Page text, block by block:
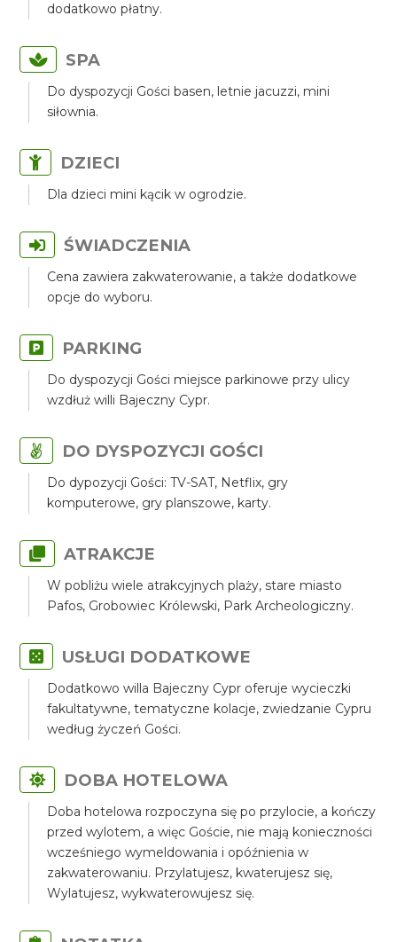
dodatkowo płatny.
SPA
Do dyspozycji Gości basen, letnie jacuzzi, mini
siłownia.
DZIECI
Dla dzieci mini kącik w ogrodzie.
ŚWIADCZENIA
Cena zawiera zakwaterowanie, a także dodatkowe
opcje do wyboru.
PARKING
Do dyspozycji Gości miejsce parkinowe przy ulicy
wzdłuż willi Bajeczny Cypr.
DO DYSPOZYCJI GOŚCI
Do dypozycji Gości: TV-SAT, Netflix, gry
komputerowe, gry planszowe, karty.
ATRAKCJE
W pobliżu wiele atrakcyjnych plaży, stare miasto
Pafos, Grobowiec Królewski, Park Archeologiczny.
USŁUGI DODATKOWE
Dodatkowo willa Bajeczny Cypr oferuje wycieczki
fakultatywne, tematyczne kolacje, zwiedzanie Cypru
według życzeń Gości.
DOBA HOTELOWA
Doba hotelowa rozpoczyna się po przylocie, a kończy
przed wylotem, a więc Goście, nie mają konieczności
wcześniego wymeldowania i opóźnienia w
zakwaterowaniu. Przylatujesz, kwaterujesz się,
Wylatujesz, wykwaterowujesz się.